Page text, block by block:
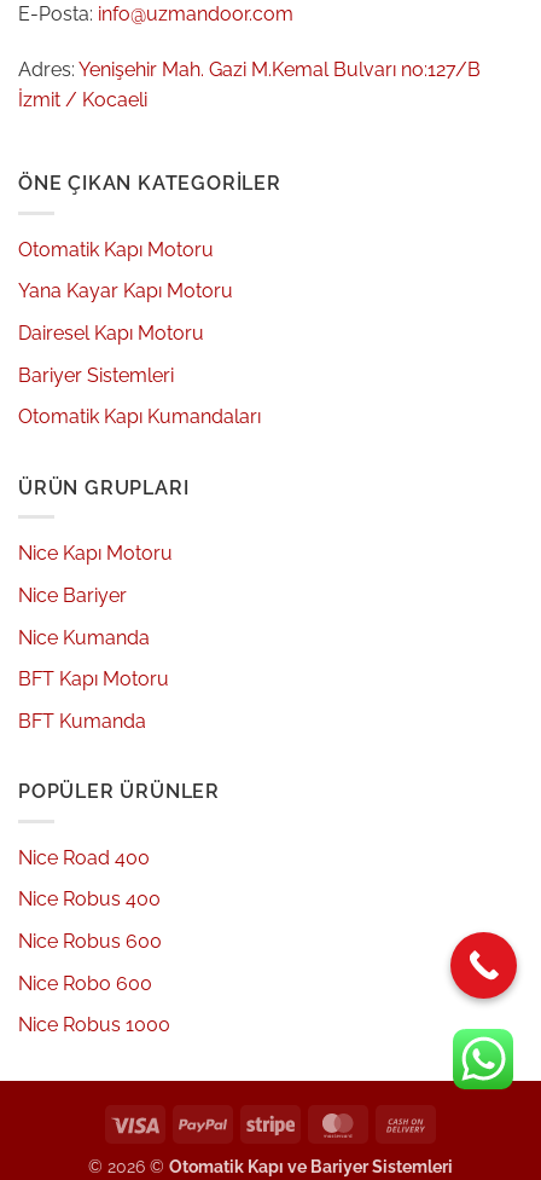
E-Posta: info@uzmandoor.com
Adres: Yenişehir Mah. Gazi M.Kemal Bulvarı no:127/B
İzmit / Kocaeli
ÖNE ÇIKAN KATEGORILER
Otomatik Kapı Motoru
Yana Kayar Kapı Motoru
Dairesel Kapı Motoru
Bariyer Sistemleri
Otomatik Kapı Kumandaları
ÜRÜN GRUPLARI
Nice Kapı Motoru
Nice Bariyer
Nice Kumanda
BFT Kapı Motoru
BFT Kumanda
POPÜLER ÜRÜNLER
Nice Road 400
Nice Robus 400
Nice Robus 600
Nice Robo 600
Nice Robus 1000
Visa PayPal Stripe MasterCard
© 2026 © Otomatik Kapı ve Bariyer Sistemleri